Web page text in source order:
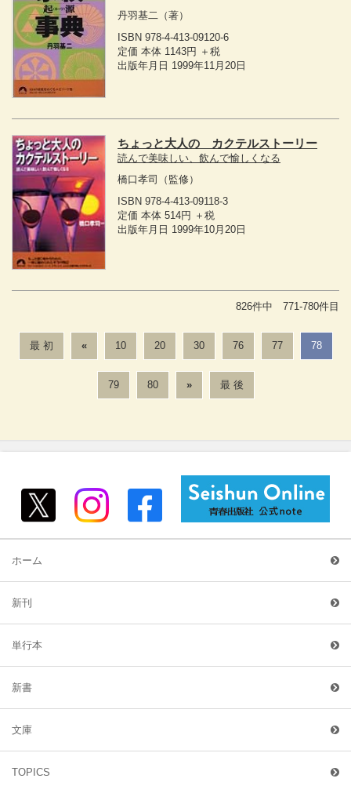
丹羽基二
（著）
ISBN 978-4-413-09120-6
定価 本体 1143円 ＋税
出版年月日 1999年11月20日
ちょっと大人の カクテルストーリー
読んで美味しい、飲んで愉しくなる
橋口孝司
（監修）
ISBN 978-4-413-09118-3
定価 本体 514円 ＋税
出版年月日 1999年10月20日
826件中 771-780件目
最 初 « 10 20 30 76 77 78
79 80 » 最 後
ホーム
新刊
単行本
新書
文庫
TOPICS